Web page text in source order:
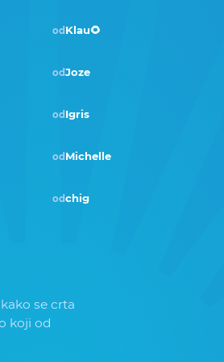
od Klau🌻
odJoze
od Igris
od Michelle
odchig
se crta
koji od